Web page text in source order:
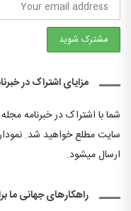
مزایای اشتراک در
شما با اشتراک در خبرنامه
سایت مطلع خواهید شد.
ارسال میشود.
راهکارهای جهانی ما